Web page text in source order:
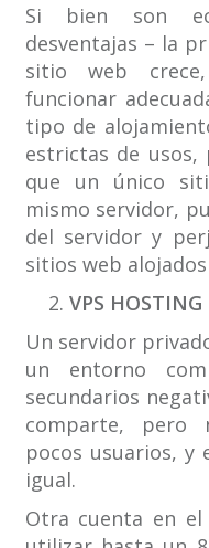
Si bien son
desventajas – la
sitio web
funcionar
tipo de
estrictas de
que un único
mismo servidor,
del servidor y
sitios web alojados
VPS HOSTING
Un servidor
un entorno
secundarios
comparte, pero
pocos usuarios,
igual.
Otra cuenta en